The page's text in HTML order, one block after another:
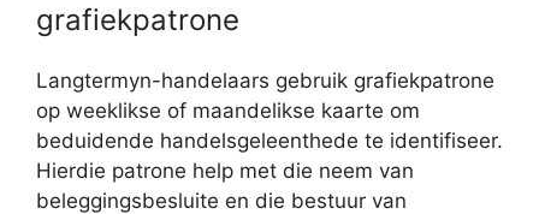
grafiekpatrone
Langtermyn-handelaars gebruik grafiekpatrone
op weeklikse of maandelikse kaarte om
beduidende handelsgeleenthede te identifiseer.
Hierdie patrone help met die neem van
beleggingsbesluite en die bestuur van